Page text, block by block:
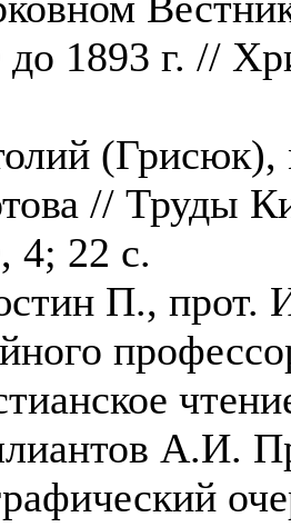
до 1893 г. //
// Труды
4; 22 с.
П., прот.
А.И.